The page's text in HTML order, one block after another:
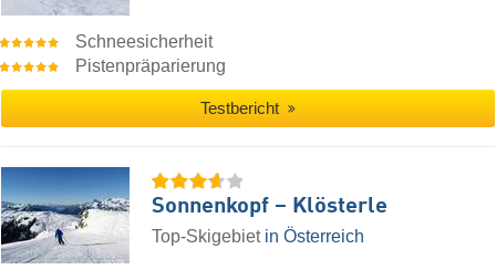
Schneesicherheit
Pistenpräparierung
Testbericht
Sonnenkopf – Klösterle
Top-Skigebiet in Österreich